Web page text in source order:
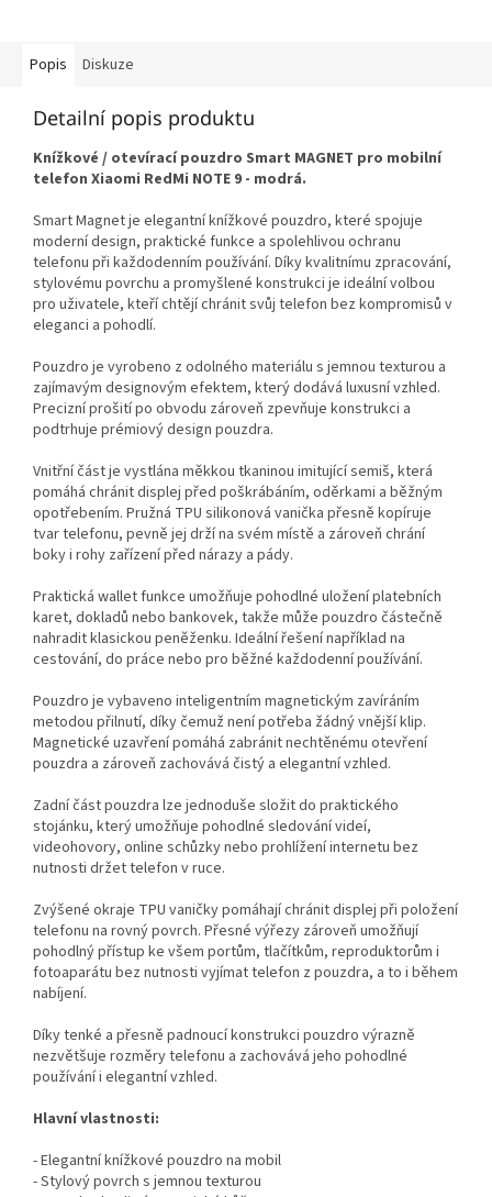
Popis Diskuze
Detailní popis produktu
Knížkové / otevírací pouzdro Smart MAGNET pro mobilní
telefon Xiaomi RedMi NOTE 9 - modrá.
Smart Magnet je elegantní knížkové pouzdro, které spojuje
moderní design, praktické funkce a spolehlivou ochranu
telefonu při každodenním používání. Díky kvalitnímu zpracování,
stylovému povrchu a promyšlené konstrukci je ideální volbou
pro uživatele, kteří chtějí chránit svůj telefon bez kompromisů v
eleganci a pohodlí.
Pouzdro je vyrobeno z odolného materiálu s jemnou texturou a
zajímavým designovým efektem, který dodává luxusní vzhled.
Precizní prošití po obvodu zároveň zpevňuje konstrukci a
podtrhuje prémiový design pouzdra.
Vnitřní část je vystlána měkkou tkaninou imitující semiš, která
pomáhá chránit displej před poškrábáním, oděrkami a běžným
opotřebením. Pružná TPU silikonová vanička přesně kopíruje
tvar telefonu, pevně jej drží na svém místě a zároveň chrání
boky i rohy zařízení před nárazy a pády.
Praktická wallet funkce umožňuje pohodlné uložení platebních
karet, dokladů nebo bankovek, takže může pouzdro částečně
nahradit klasickou peněženku. Ideální řešení například na
cestování, do práce nebo pro běžné každodenní používání.
Pouzdro je vybaveno inteligentním magnetickým zavíráním
metodou přilnutí, díky čemuž není potřeba žádný vnější klip.
Magnetické uzavření pomáhá zabránit nechtěnému otevření
pouzdra a zároveň zachovává čistý a elegantní vzhled.
Zadní část pouzdra lze jednoduše složit do praktického
stojánku, který umožňuje pohodlné sledování videí,
videohovory, online schůzky nebo prohlížení internetu bez
nutnosti držet telefon v ruce.
Zvýšené okraje TPU vaničky pomáhají chránit displej při položení
telefonu na rovný povrch. Přesné výřezy zároveň umožňují
pohodlný přístup ke všem portům, tlačítkům, reproduktorům i
fotoaparátu bez nutnosti vyjímat telefon z pouzdra, a to i během
nabíjení.
Díky tenké a přesně padnoucí konstrukci pouzdro výrazně
nezvětšuje rozměry telefonu a zachovává jeho pohodlné
používání i elegantní vzhled.
Hlavní vlastnosti:
- Elegantní knížkové pouzdro na mobil
- Stylový povrch s jemnou texturou